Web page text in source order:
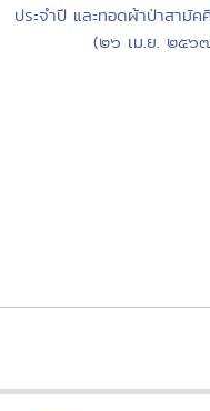
ประจำปี และทอดผ้าป่าสามั
(๒๖ เม.ย. ๒๕๖